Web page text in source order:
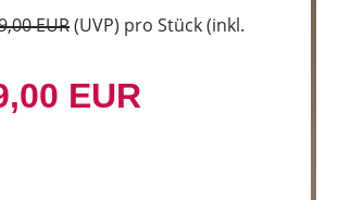
EUR(UVP) pro Stück (inkl.
EUR